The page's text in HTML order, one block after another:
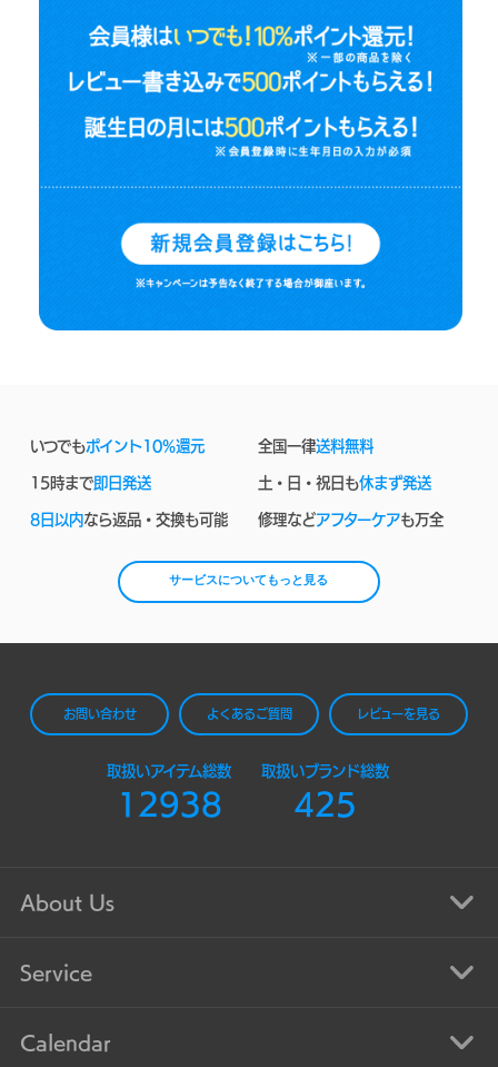
いつでもポイント10%還元 全国一律送料無料
15時まで即日発送 土・日・祝日も休まず発送
8日以内なら返品・交換も可能 修理などアフターケアも万全
サービスについてもっと見る
お問い合わせ よくあるご質問 レビューを見る
取扱いアイテム総数
12938
取扱いブランド総数
425
About Us
Service
Calendar